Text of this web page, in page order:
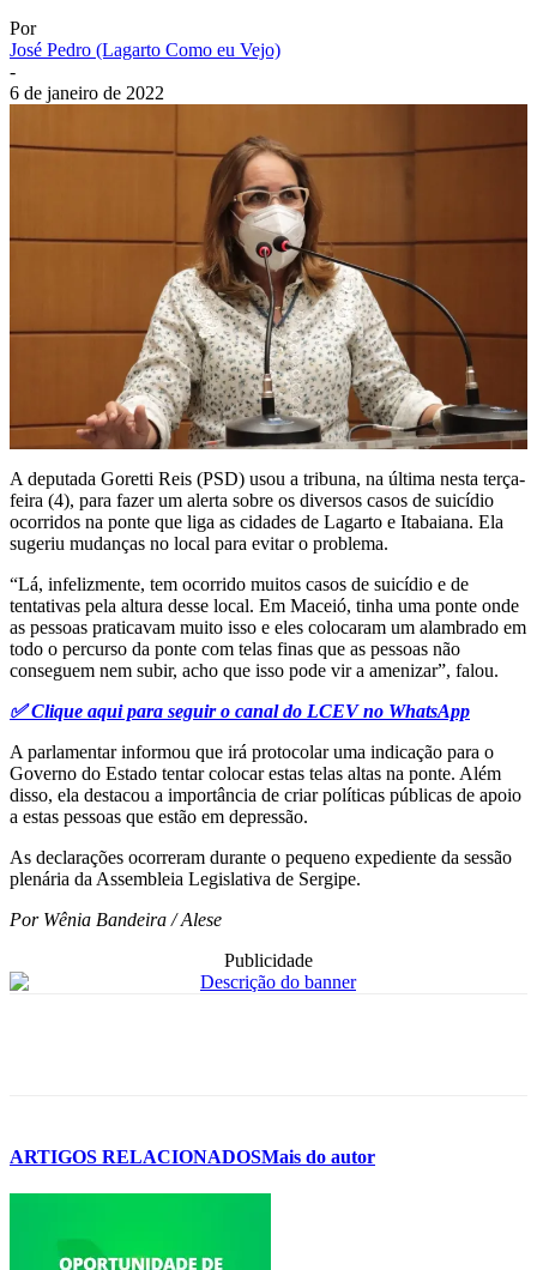
Por
José Pedro (Lagarto Como eu Vejo)
-
6 de janeiro de 2022
A deputada Goretti Reis (PSD) usou a tribuna, na última nesta terça-
feira (4), para fazer um alerta sobre os diversos casos de suicídio
ocorridos na ponte que liga as cidades de Lagarto e Itabaiana. Ela
sugeriu mudanças no local para evitar o problema.
“Lá, infelizmente, tem ocorrido muitos casos de suicídio e de
tentativas pela altura desse local. Em Maceió, tinha uma ponte onde
as pessoas praticavam muito isso e eles colocaram um alambrado em
todo o percurso da ponte com telas finas que as pessoas não
conseguem nem subir, acho que isso pode vir a amenizar”, falou.
✅ Clique aqui para seguir o canal do LCEV no WhatsApp
A parlamentar informou que irá protocolar uma indicação para o
Governo do Estado tentar colocar estas telas altas na ponte. Além
disso, ela destacou a importância de criar políticas públicas de apoio
a estas pessoas que estão em depressão.
As declarações ocorreram durante o pequeno expediente da sessão
plenária da Assembleia Legislativa de Sergipe.
Por Wênia Bandeira / Alese
Publicidade
ARTIGOS RELACIONADOSMais do autor